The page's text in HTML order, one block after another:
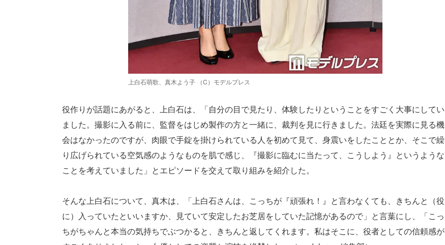
上白石萌歌、真木よう子 （C）モデルプレス
役作りが話題にあがると、上白石は、「自分の目で見たり、体験したりということをすごく大事にしてい
ました。撮影に入る前に、監督をはじめ製作の方と一緒に、裁判を見に行きました。法廷を実際に見る機
会はなかったのですが、肉眼で手錠を掛けられている人を初めて見て、身震いをしたこととか、そこで繰
り広げられている空気感のようなものを肌で感じ、『撮影に臨むに当たって、こうしよう』というような
ことを考えていました」とエピソードを交えて取り組みを紹介した。
そんな上白石について、真木は、「上白石さんは、こっちが『頑張れ！』と言わなくても、きちんと（役
に）入っていたといいますか、見ていて安定したお芝居をしていた記憶があるので」と言葉にし、「こっ
ちがちゃんと本当の気持ちでぶつかると、きちんと返してくれます。私はそこに、役者としての信頼感が